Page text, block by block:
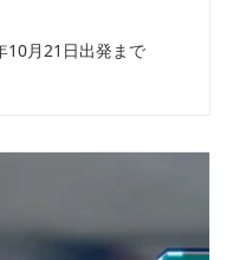
10月21日出発まで